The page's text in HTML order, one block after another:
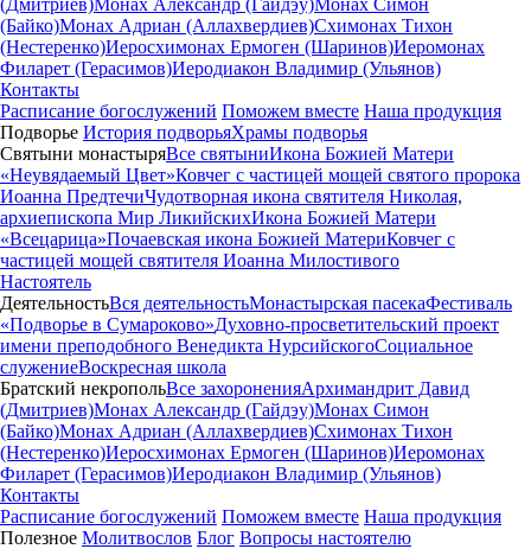
(Дмитриев)Монах Александр (Гайдэу)Монах Симон
(Байко)Монах Адриан (Аллахвердиев)Схимонах Тихон
(Нестеренко)Иеросхимонах Ермоген (Шаринов)Иеромонах
Филарет (Герасимов)Иеродиакон Владимир (Ульянов)
Контакты
Расписание богослужений Поможем вместе Наша продукция
Подворье История подворьяХрамы подворья
Святыни монастыряВсе святыниИкона Божией Матери
«Неувядаемый Цвет»Ковчег с частицей мощей святого пророка
Иоанна ПредтечиЧудотворная икона святителя Николая,
архиепископа Мир ЛикийскихИкона Божией Матери
«Всецарица»Почаевская икона Божией МатериКовчег с
частицей мощей святителя Иоанна Милостивого
Настоятель
ДеятельностьВся деятельностьМонастырская пасекаФестиваль
«Подворье в Сумароково»Духовно-просветительский проект
имени преподобного Венедикта НурсийскогоСоциальное
служениеВоскресная школа
Братский некропольВсе захороненияАрхимандрит Давид
(Дмитриев)Монах Александр (Гайдэу)Монах Симон
(Байко)Монах Адриан (Аллахвердиев)Схимонах Тихон
(Нестеренко)Иеросхимонах Ермоген (Шаринов)Иеромонах
Филарет (Герасимов)Иеродиакон Владимир (Ульянов)
Контакты
Расписание богослужений Поможем вместе Наша продукция
Полезное Молитвослов Блог Вопросы настоятелю